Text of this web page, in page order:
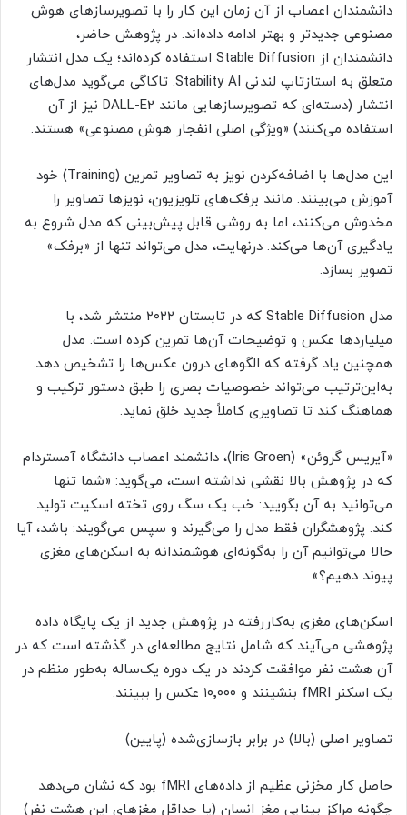
دانشمندان اعصاب از آن زمان این کار را با تصویرسازهای هوش
مصنوعی جدیدتر و بهتر ادامه داده‌اند. در پژوهش حاضر،
دانشمندان از Stable Diffusion استفاده کرده‌اند؛ یک مدل انتشار
متعلق به استازتاپ لندنی Stability AI. تاکاگی می‌گوید مدل‌های
انتشار (دسته‌ای که تصویرسازهایی مانند DALL-E2 نیز از آن
استفاده می‌کنند) «ویژگی اصلی انفجار هوش مصنوعی» هستند.
این مدل‌ها با اضافه‌کردن نویز به تصاویر تمرین (Training) خود
آموزش می‌بینند. مانند برفک‌های تلویزیون، نویزها تصاویر را
مخدوش می‌کنند، اما به روشی قابل پیش‌بینی که مدل شروع به
یادگیری آن‌ها می‌کند. درنهایت، مدل می‌تواند تنها از «برفک»
تصویر بسازد.
مدل Stable Diffusion که در تابستان ۲۰۲۲ منتشر شد، با
میلیاردها عکس و توضیحات آن‌ها تمرین کرده است. مدل
همچنین یاد گرفته که الگوهای درون عکس‌ها را تشخیص دهد.
به‌این‌ترتیب می‌تواند خصوصیات بصری را طبق دستور ترکیب و
هماهنگ کند تا تصاویری کاملاً جدید خلق نماید.
«آیریس گروئن» (Iris Groen)، دانشمند اعصاب دانشگاه آمستردام
که در پژوهش بالا نقشی نداشته است، می‌گوید: «شما تنها
می‌توانید به آن بگویید: خب یک سگ روی تخته اسکیت تولید
کند. پژوهشگران فقط مدل را می‌گیرند و سپس می‌گویند: باشد، آیا
حالا می‌توانیم آن را به‌گونه‌ای هوشمندانه به اسکن‌های مغزی
پیوند دهیم؟»
اسکن‌های مغزی به‌کاررفته در پژوهش جدید از یک پایگاه داده
پژوهشی می‌آیند که شامل نتایج مطالعه‌ای در گذشته است که در
آن هشت نفر موافقت کردند در یک دوره یک‌ساله به‌طور منظم در
یک اسکنر fMRI بنشینند و ۱۰٬۰۰۰ عکس را ببینند.
تصاویر اصلی (بالا) در برابر بازسازی‌شده (پایین)
حاصل کار مخزنی عظیم از داده‌های fMRI بود که نشان می‌دهد
چگونه مراکز بینایی مغز انسان (یا حداقل مغزهای این هشت نفر)